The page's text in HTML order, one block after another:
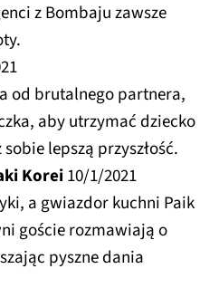
z Bombaju zawsze
od brutalnego partnera,
aby utrzymać dziecko
lepszą przyszłość.
Korei10/1/2021
a gwiazdor kuchni Paik
goście rozmawiają o
pyszne dania